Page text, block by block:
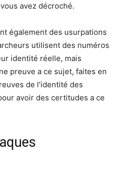
avez décroché.
également des usurpations
utilisent des numéros
identité réelle, mais
preuve a ce sujet, faites en
de l’identité des
avoir des certitudes a ce